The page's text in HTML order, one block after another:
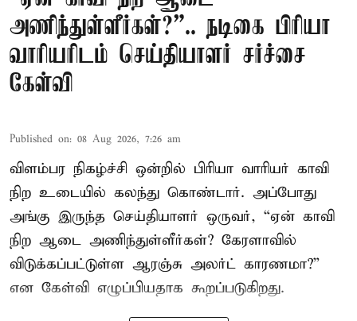
அணிந்துள்ளீர்கள்?”.. நடிகை பிரியா
வாரியரிடம் செய்தியாளர் சர்ச்சை
கேள்வி
Published on: 08 Aug 2026, 7:26 am
விளம்பர நிகழ்ச்சி ஒன்றில் பிரியா வாரியர் காவி
நிற உடையில் கலந்து கொண்டார். அப்போது
அங்கு இருந்த செய்தியாளர் ஒருவர், “ஏன் காவி
நிற ஆடை அணிந்துள்ளீர்கள்? கேரளாவில்
விடுக்கப்பட்டுள்ள ஆரஞ்சு அலர்ட் காரணமா?”
என கேள்வி எழுப்பியதாக கூறப்படுகிறது.